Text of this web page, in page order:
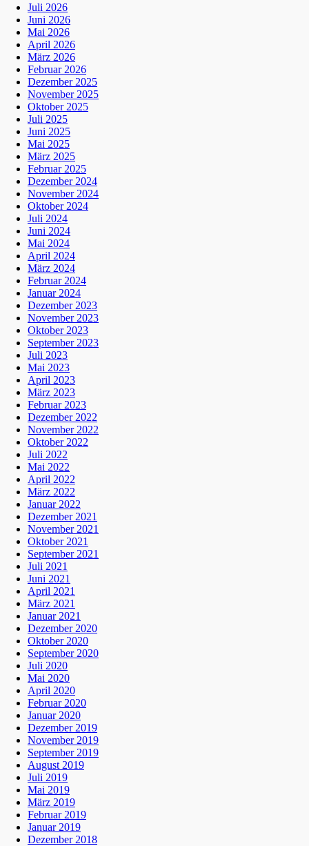
Juli 2026
Juni 2026
Mai 2026
April 2026
März 2026
Februar 2026
Dezember 2025
November 2025
Oktober 2025
Juli 2025
Juni 2025
Mai 2025
März 2025
Februar 2025
Dezember 2024
November 2024
Oktober 2024
Juli 2024
Juni 2024
Mai 2024
April 2024
März 2024
Februar 2024
Januar 2024
Dezember 2023
November 2023
Oktober 2023
September 2023
Juli 2023
Mai 2023
April 2023
März 2023
Februar 2023
Dezember 2022
November 2022
Oktober 2022
Juli 2022
Mai 2022
April 2022
März 2022
Januar 2022
Dezember 2021
November 2021
Oktober 2021
September 2021
Juli 2021
Juni 2021
April 2021
März 2021
Januar 2021
Dezember 2020
Oktober 2020
September 2020
Juli 2020
Mai 2020
April 2020
Februar 2020
Januar 2020
Dezember 2019
November 2019
September 2019
August 2019
Juli 2019
Mai 2019
März 2019
Februar 2019
Januar 2019
Dezember 2018